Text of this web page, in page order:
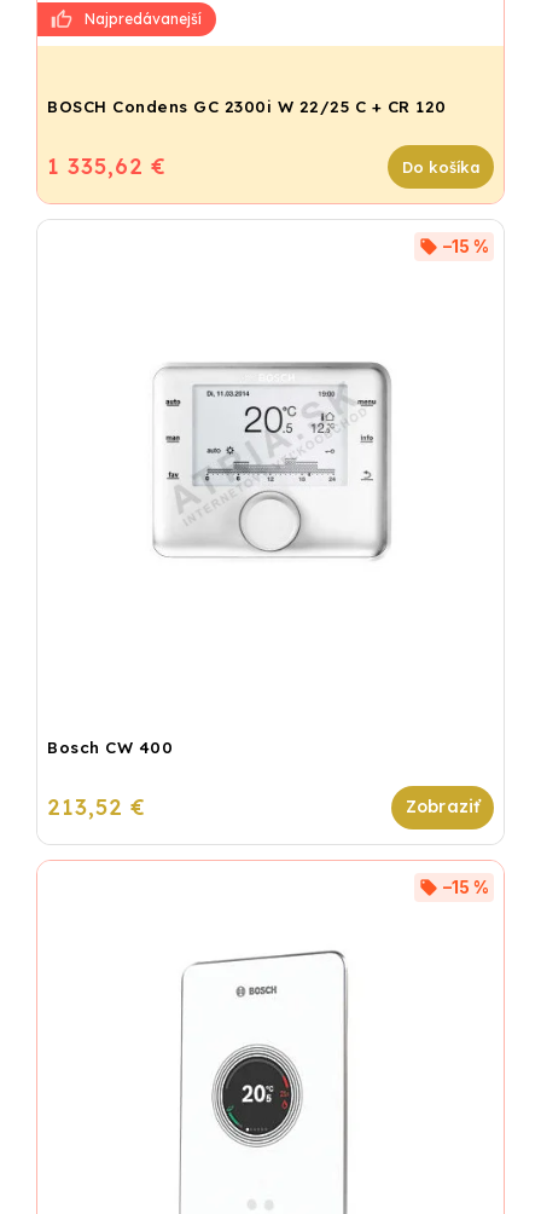
BOSCH Condens GC 2300i W 22/25 C + CR 120
1 335,62 € Do košíka
Bosch CW 400
–15 %
213,52 €
–15 %